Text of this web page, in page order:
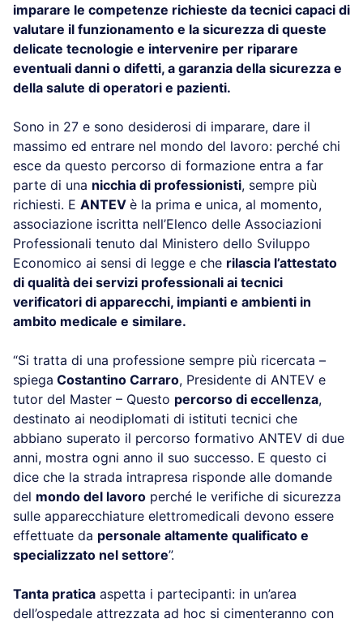
imparare le competenze richieste da tecnici capaci di
valutare il funzionamento e la sicurezza di queste
delicate tecnologie e intervenire per riparare
eventuali danni o difetti, a garanzia della sicurezza e
della salute di operatori e pazienti.
Sono in 27 e sono desiderosi di imparare, dare il
massimo ed entrare nel mondo del lavoro: perché chi
esce da questo percorso di formazione entra a far
parte di una nicchia di professionisti, sempre più
richiesti. E ANTEV è la prima e unica, al momento,
associazione iscritta nell’Elenco delle Associazioni
Professionali tenuto dal Ministero dello Sviluppo
Economico ai sensi di legge e che rilascia l’attestato
di qualità dei servizi professionali ai tecnici
verificatori di apparecchi, impianti e ambienti in
ambito medicale e similare.
“Si tratta di una professione sempre più ricercata –
spiega Costantino Carraro, Presidente di ANTEV e
tutor del Master – Questo percorso di eccellenza,
destinato ai neodiplomati di istituti tecnici che
abbiano superato il percorso formativo ANTEV di due
anni, mostra ogni anno il suo successo. E questo ci
dice che la strada intrapresa risponde alle domande
del mondo del lavoro perché le verifiche di sicurezza
sulle apparecchiature elettromedicali devono essere
effettuate da personale altamente qualificato e
specializzato nel settore”.
Tanta pratica aspetta i partecipanti: in un’area
dell’ospedale attrezzata ad hoc si cimenteranno con